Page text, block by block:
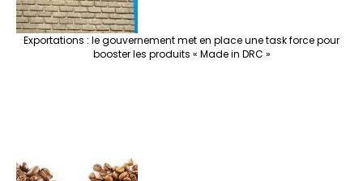
Exportations : le gouvernement met en place une task force pour
booster les produits « Made in DRC »